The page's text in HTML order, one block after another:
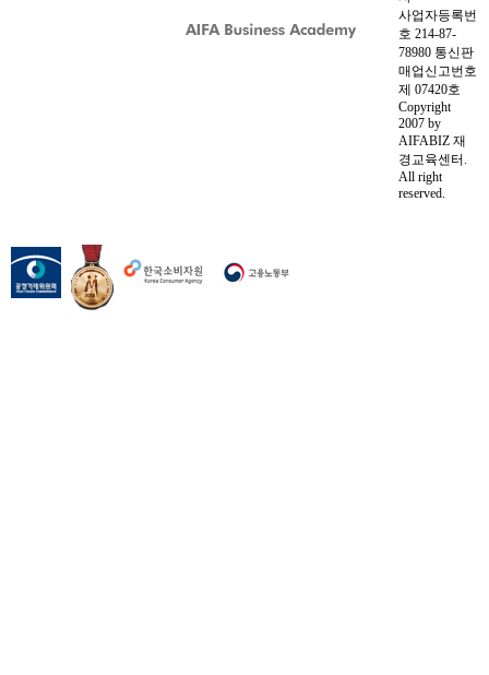
사업자등록번
호 214-87-
78980 통신판
매업신고번호
제 07420호
Copyright
2007 by
AIFABIZ 재
경교육센터.
All right
reserved.